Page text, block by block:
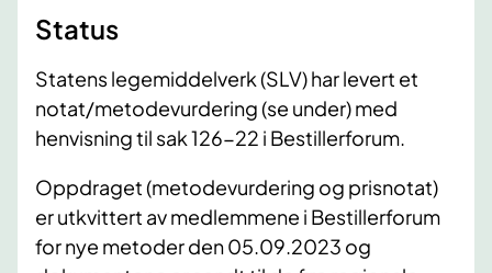
Status
Statens legemiddelverk (SLV) har levert et
notat/metodevurdering (se under) med
henvisning til sak 126-22 i Bestillerforum.
Oppdraget (metodevurdering og prisnotat)
er utkvittert av medlemmene i Bestillerforum
for nye metoder den 05.09.2023 og